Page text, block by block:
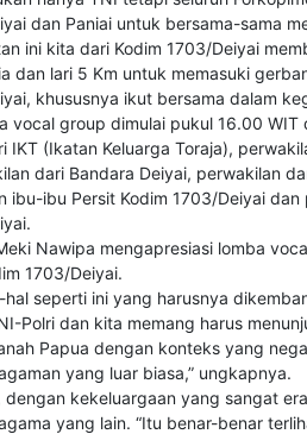
dan Paniai untuk bersama-sama
ini kita dari Kodim 1703/Deiyai
dan lari 5 Km untuk memasuki
khususnya ikut bersama dalam
vocal group dimulai pukul 16.00
IKT (Ikatan Keluarga Toraja),
dari Bandara Deiyai, perwakilan
ibu-ibu Persit Kodim 1703/Deiyai
Nawipa mengapresiasi lomba
1703/Deiyai.
hal seperti ini yang harusnya
Polri dan kita memang harus
Papua dengan konteks yang
yang luar biasa,” ungkapnya.
dengan kekeluargaan yang sangat
yang lain. “Itu benar-benar